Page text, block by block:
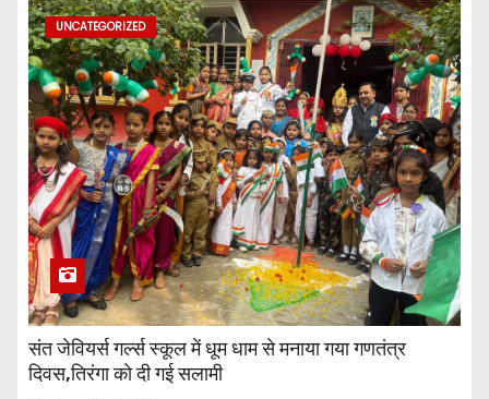
UNCATEGORIZED
संत जेवियर्स गर्ल्स स्कूल में धूम धाम से मनाया गया गणतंत्र
दिवस,तिरंगा को दी गई सलामी